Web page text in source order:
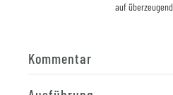
auf
Kommentar